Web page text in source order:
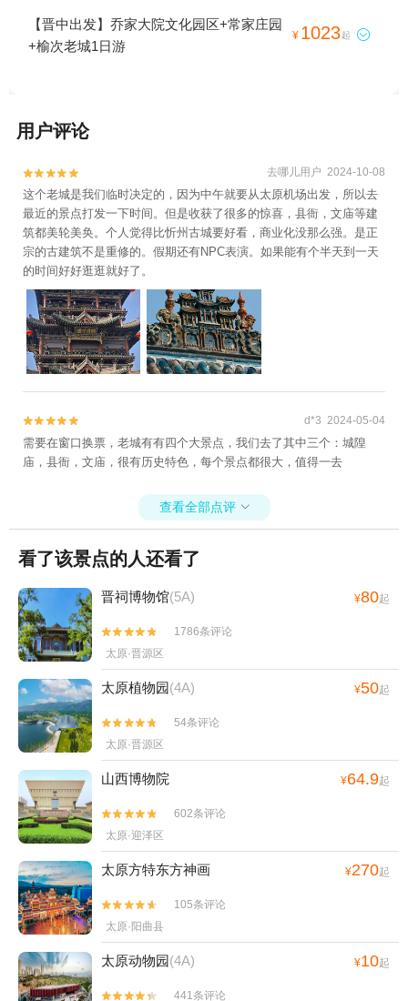
【晋中出发】乔家大院文化园区+常家庄园
+榆次老城1日游
¥ 1023起 
用户评论

 去哪儿用户 2024-10-08
这个老城是我们临时决定的，因为中午就要从太原机场出发，所以去
最近的景点打发一下时间。但是收获了很多的惊喜，县衙，文庙等建
筑都美轮美奂。个人觉得比忻州古城要好看，商业化没那么强。是正
宗的古建筑不是重修的。假期还有NPC表演。如果能有个半天到一天
的时间好好逛逛就好了。

 d*3 2024-05-04
需要在窗口换票，老城有有四个大景点，我们去了其中三个：城隍
庙，县衙，文庙，很有历史特色，每个景点都很大，值得一去
查看全部点评 
看了该景点的人还看了
晋祠博物馆(5A) ¥80起


1786条评论
太原·晋源区
太原植物园(4A) ¥50起


54条评论
太原·晋源区
山西博物院 ¥64.9起


602条评论
太原·迎泽区
太原方特东方神画 ¥270起


105条评论
太原·阳曲县
太原动物园(4A) ¥10起

 441条评论